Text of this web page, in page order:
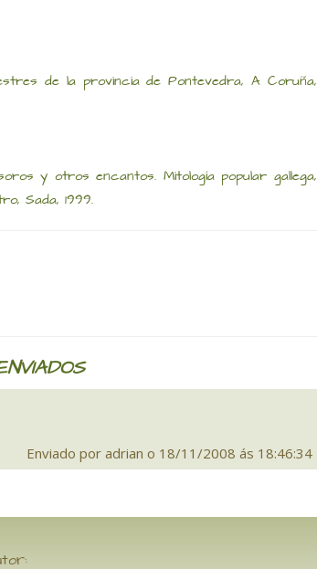
de la provincia de Pontevedra, A Coruña,
y otros encantos. Mitología popular gallega,
Sada, 1999.
Enviado por adrian o 18/11/2008 ás 18:46:34